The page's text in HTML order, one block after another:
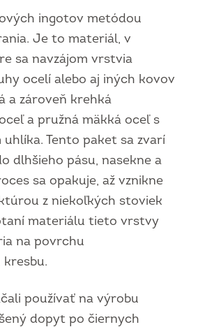
ingotov metódou
Je to materiál, v
sa navzájom vrstvia
ocelí alebo aj iných kovov
a zároveň krehká
a pružná mäkká oceľ s
uhlíka. Tento paket sa zvarí
dlhšieho pásu, nasekne a
sa opakuje, až vznikne
z niekoľkých stoviek
materiálu tieto vrstvy
na povrchu
používať na výrobu
dopyt po čiernych